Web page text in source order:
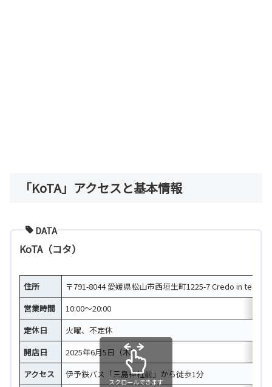
「KoTA」アクセスと基本情報
DATA
KoTA（コタ）
住所
〒791-8044 愛媛県松山市西垣生町1225-7 Credo in te 西垣
営業時間
10:00～20:00
定休日
火曜、不定休
開店日
2025年6月5日（木）
アクセス
伊予鉄バス「三島神社前」から徒歩1分
スクロールできます